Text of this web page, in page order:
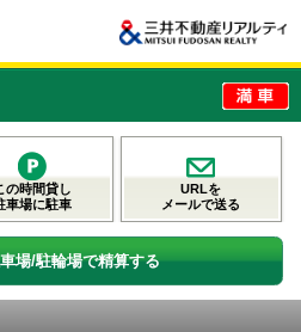
の時間貸し
車場に駐車
URLを
メールで送る
場/駐輪場で精算する